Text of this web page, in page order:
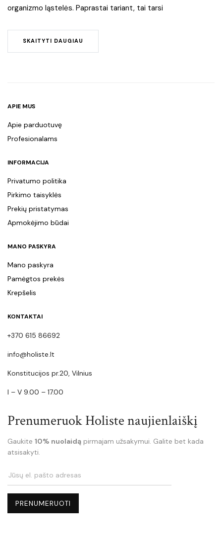
organizmo ląstelės. Paprastai tariant, tai tarsi
SKAITYTI DAUGIAU
APIE MUS
Apie parduotuvę
Profesionalams
INFORMACIJA
Privatumo politika
Pirkimo taisyklės
Prekių pristatymas
Apmokėjimo būdai
MANO PASKYRA
Mano paskyra
Pamėgtos prekės
Krepšelis
KONTAKTAI
+370 615 86692
info@holiste.lt
Konstitucijos pr.20, Vilnius
I – V 9.00 – 17.00
Prenumeruok Holiste naujienlaiškį
Gaukite 10% nuolaidą pirmajam užsakymui. Galite bet kada
atsisakyti.